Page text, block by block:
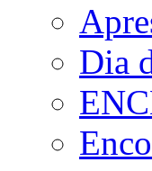
Dia